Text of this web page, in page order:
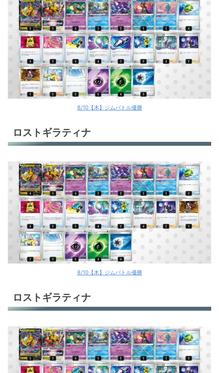
8/10【木】ジムバトル優勝
ロストギラティナ
8/10【木】ジムバトル優勝
ロストギラティナ